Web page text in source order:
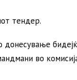
тендер.
во